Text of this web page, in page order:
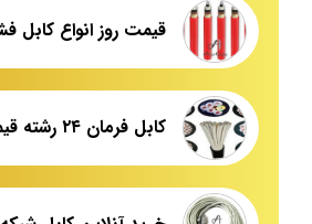
کابل فرمان ۲۴ رشته قیمت روز